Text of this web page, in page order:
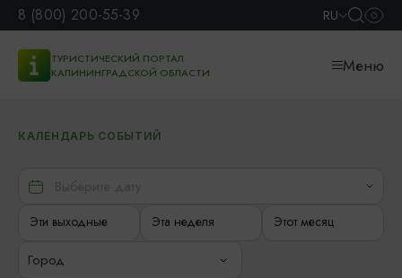
8 (800) 200-55-39 RU
ТУРИСТИЧЕСКИЙ ПОРТАЛ
КАЛИНИНГРАДСКОЙ ОБЛАСТИ
Меню
КАЛЕНДАРЬ СОБЫТИЙ
Эти выходные Эта неделя Этот месяц
Город